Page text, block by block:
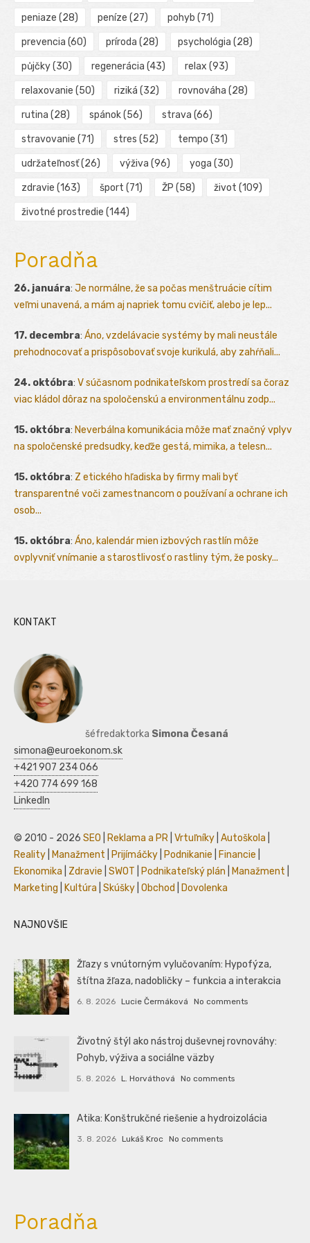
peniaze (28) peníze (27) pohyb (71)
prevencia (60) príroda (28) psychológia (28)
půjčky(30) regenerácia (43) relax (93)
relaxovanie (50) riziká (32) rovnováha (28)
rutina (28) spánok(56) strava (66)
stravovanie (71) stres (52) tempo (31)
udržateľnosť(26) výživa (96) yoga (30)
zdravie (163) šport (71) ŽP (58) život (109)
životné prostredie (144)
Poradňa
26. januára: Je normálne, že sa počas menštruácie cítim
veľmi unavená, a mám aj napriek tomu cvičiť, alebo je lep...
17. decembra: Áno, vzdelávacie systémy by mali neustále
prehodnocovať a prispôsobovať svoje kurikulá, aby zahŕňali...
24. októbra: V súčasnom podnikateľskom prostredí sa čoraz
viac kládol dôraz na spoločenskú a environmentálnu zodp...
15. októbra: Neverbálna komunikácia môže mať značný vplyv
na spoločenské predsudky, keďže gestá, mimika, a telesn...
15. októbra: Z etického hľadiska by firmy mali byť
transparentné voči zamestnancom o používaní a ochrane ich
osob...
15. októbra: Áno, kalendár mien izbových rastlín môže
ovplyvniť vnímanie a starostlivosť o rastliny tým, že posky...
KONTAKT
šéfredaktorka Simona Česaná
simona@euroekonom.sk
+421 907 234 066
+420 774 699 168
LinkedIn
© 2010 - 2026 SEO Reklama a PR Vrtuľníky Autoškola
Reality
Manažment Prijímáčky Podnikanie Financie
Ekonomika
Zdravie SWOT Podnikateľský plán Manažment
Marketing
Kultúra Skúšky Obchod Dovolenka
NAJNOVŠIE
Žľazy s vnútorným vylučovaním: Hypofýza,
štítna žľaza, nadobličky – funkcia a interakcia
6. 8. 2026 Lucie Čermáková No comments
Životný štýl ako nástroj duševnej rovnováhy:
Pohyb, výživa a sociálne väzby
5. 8. 2026 L. Horváthová No comments
Atika: Konštrukčné riešenie a hydroizolácia
3. 8. 2026 Lukáš Kroc No comments
Poradňa